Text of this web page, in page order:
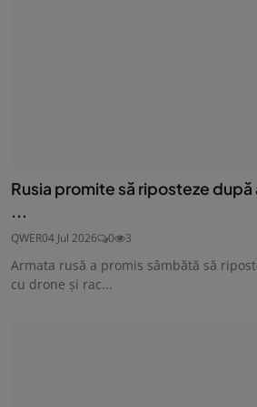
Rusia promite să riposteze
...
QWER04 Jul 2026 0 3
Armata rusă a promis sâmbătă să
cu drone şi rac...